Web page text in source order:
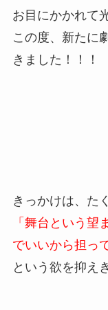
お目にかかれて
この度、新たに
きました！！！
きっかけは、た
「舞台という望
でいいから担っ
という欲を抑え